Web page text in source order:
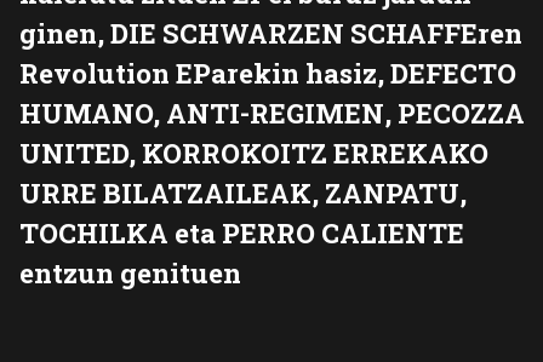
ginen, DIE SCHWARZEN SCHAFFEren
Revolution EParekin hasiz, DEFECTO
HUMANO, ANTI-REGIMEN, PECOZZA
UNITED, KORROKOITZ ERREKAKO
URRE BILATZAILEAK, ZANPATU,
TOCHILKA eta PERRO CALIENTE
entzun genituen